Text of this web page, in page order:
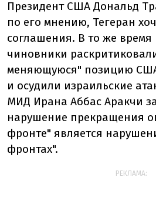
Президент США Дональд
по его мнению, Тегеран
соглашения. В то же время
чиновники
меняющуюся" позицию
и осудили израильские
МИД Ирана Аббас Аракчи
нарушение прекращения
фронте" является
фронтах".
РЕКЛАМА: